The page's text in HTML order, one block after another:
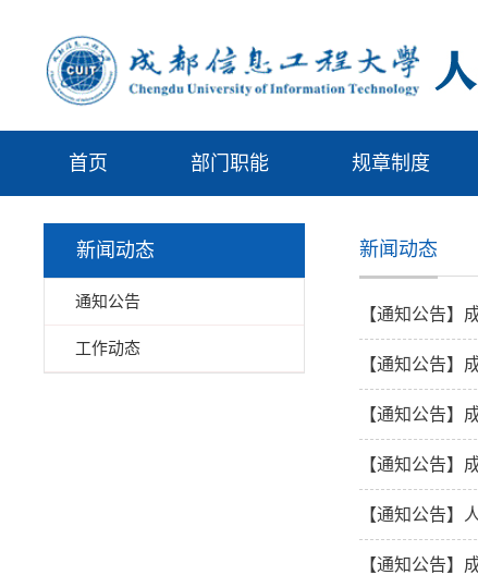
首页 部门职能 规章制度
新闻动态
通知公告
工作动态
新闻动态
【通知公告】
【通知公告】
【通知公告】
【通知公告】
【通知公告】
【通知公告】